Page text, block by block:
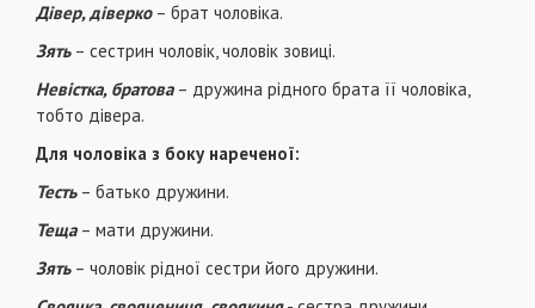
Дівер, діверко– брат чоловіка.
Зять– сестрин чоловік, чоловік зовиці.
Невістка, братова– дружина рідного брата її чоловіка,
тобто дівера.
Для чоловіка з боку нареченої:
Тесть– батько дружини.
Теща– мати дружини.
Зять– чоловік рідної сестри його дружини.